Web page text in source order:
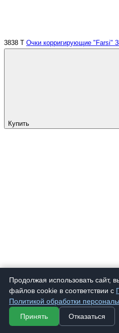
3838 Т Очки корригирующие "Farsi"
Купить
Продолжая использовать сайт,
файлов cookie в соответствии с
Политикой обработки
Принять
Отказаться